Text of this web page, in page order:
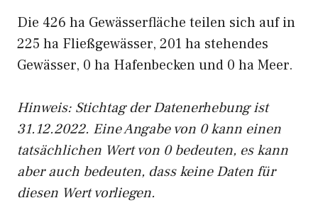
Die 426 ha Gewässerfläche teilen sich auf in
225 ha Fließgewässer, 201 ha stehendes
Gewässer, 0 ha Hafenbecken und 0 ha Meer.
Hinweis: Stichtag der Datenerhebung ist
31.12.2022. Eine Angabe von 0 kann einen
tatsächlichen Wert von 0 bedeuten, es kann
aber auch bedeuten, dass keine Daten für
diesen Wert vorliegen.